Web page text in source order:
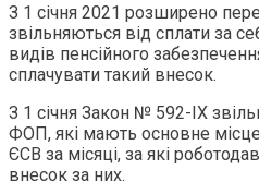
З 1 січня 2021 розширено
звільняються від сплати за
видів пенсійного
сплачувати такий внесок.
З 1 січня Закон № 592-ІХ
ФОП, які мають основне
ЄСВ за місяці, за які
внесок за них.